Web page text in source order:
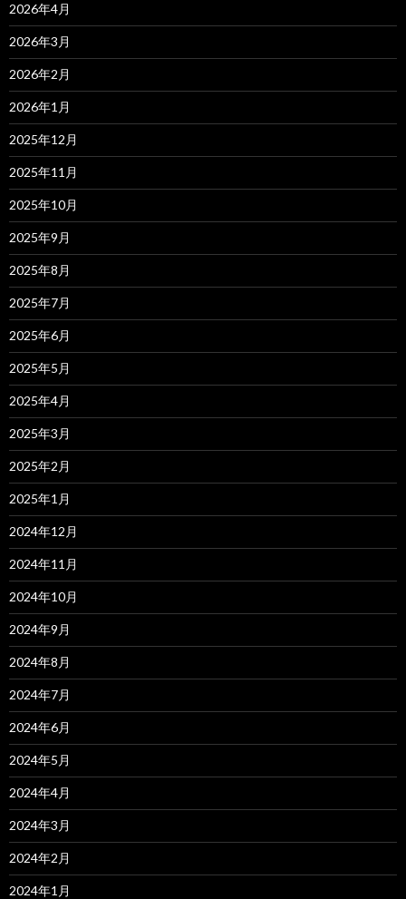
2026年4月
2026年3月
2026年2月
2026年1月
2025年12月
2025年11月
2025年10月
2025年9月
2025年8月
2025年7月
2025年6月
2025年5月
2025年4月
2025年3月
2025年2月
2025年1月
2024年12月
2024年11月
2024年10月
2024年9月
2024年8月
2024年7月
2024年6月
2024年5月
2024年4月
2024年3月
2024年2月
2024年1月